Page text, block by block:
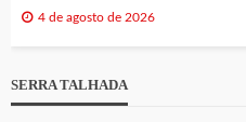
4 de agosto de 2026
SERRA TALHADA